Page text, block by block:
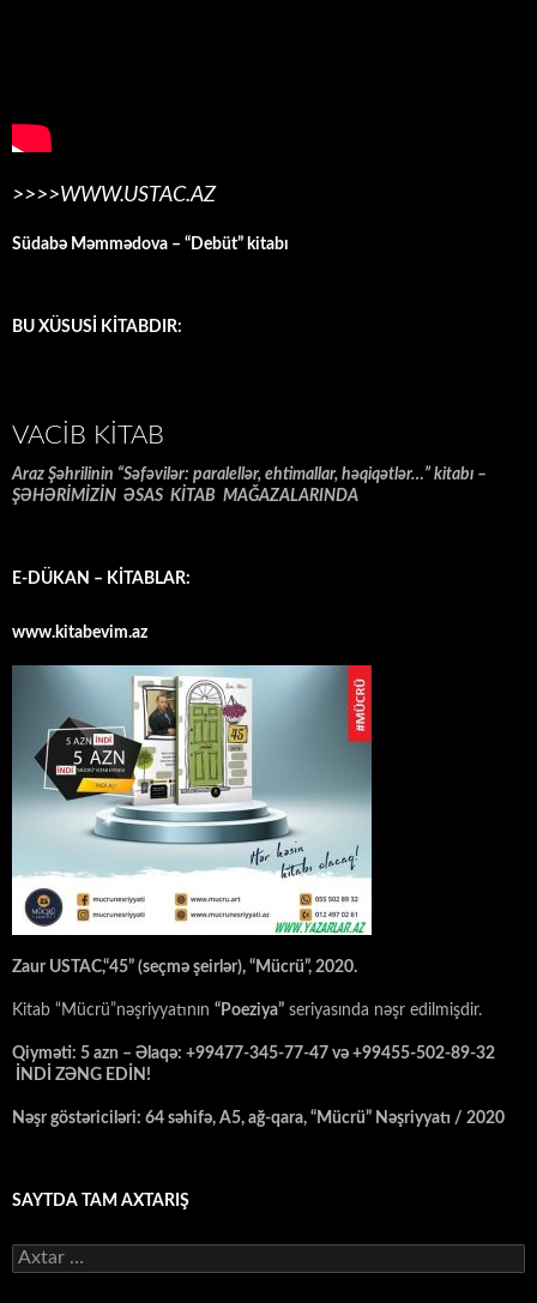
>>>>WWW.USTAC.AZ
Südabə Məmmədova – “Debüt” kitabı
BU XÜSUSİ KİTABDIR:
VACIB KITAB
Araz Şəhrilinin “Səfəvilər: paralellər, ehtimallar, həqiqətlər…” kitabı –
ŞƏHƏRİMİZİN ƏSAS KİTAB MAĞAZALARINDA
E-DÜKAN – KİTABLAR:
www.kitabevim.az
Zaur USTAC,“45” (seçmə şeirlər), “Mücrü”, 2020.
Kitab “Mücrü”nəşriyyatının “Poeziya” seriyasında nəşr edilmişdir.
Qiyməti: 5 azn – Əlaqə: +99477-345-77-47 və +99455-502-89-32
İNDİ ZƏNG EDİN!
Nəşr göstəriciləri: 64 səhifə, A5, ağ-qara, “Mücrü” Nəşriyyatı / 2020
SAYTDA TAM AXTARIŞ
Axtarış: